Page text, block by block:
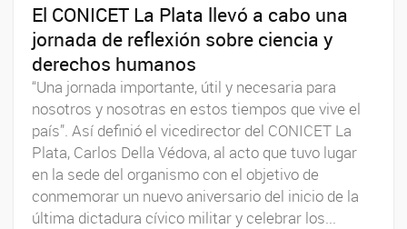
El CONICET La Plata llevó a cabo una
jornada de reflexión sobre ciencia y
derechos humanos
“Una jornada importante, útil y necesaria para
nosotros y nosotras en estos tiempos que vive el
país”. Así definió el vicedirector del CONICET La
Plata, Carlos Della Védova, al acto que tuvo lugar
en la sede del organismo con el objetivo de
conmemorar un nuevo aniversario del inicio de la
última dictadura cívico militar y celebrar los...